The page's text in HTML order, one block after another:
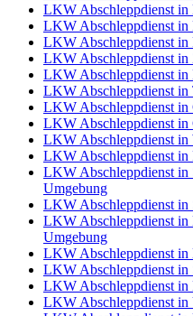
LKW Abschleppdienst in
LKW Abschleppdienst in
LKW Abschleppdienst in
LKW Abschleppdienst in
LKW Abschleppdienst
LKW Abschleppdienst in
LKW Abschleppdienst in
LKW Abschleppdienst in
LKW Abschleppdienst in
LKW Abschleppdienst in
LKW Abschleppdienst in
Umgebung
LKW Abschleppdienst in
LKW Abschleppdienst in
Umgebung
LKW Abschleppdienst in
LKW Abschleppdienst in
LKW Abschleppdienst in
LKW Abschleppdienst